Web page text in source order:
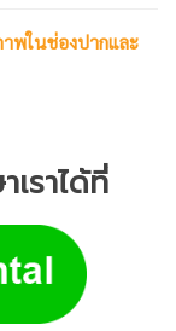
าพในช่องปากและ
เราได้ที่